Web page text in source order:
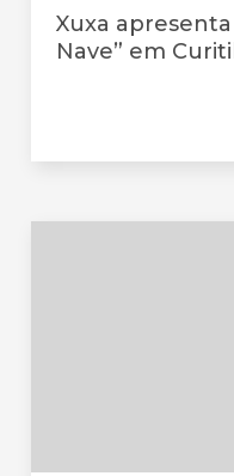
Xuxa
Nave” em